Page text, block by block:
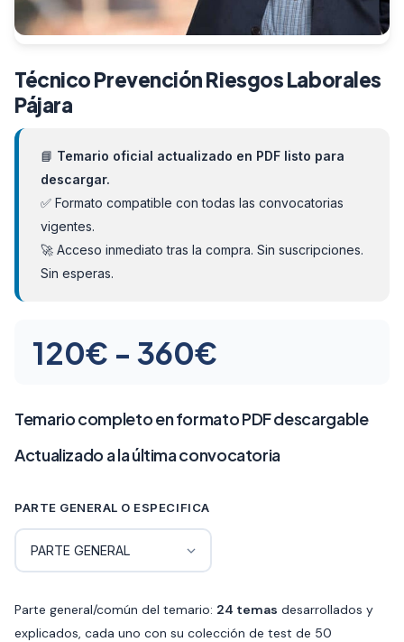
Técnico Prevención Riesgos Laborales
Pájara
📘 Temario oficial actualizado en PDF listo para
descargar.
✅ Formato compatible con todas las convocatorias
vigentes.
🚀 Acceso inmediato tras la compra. Sin suscripciones.
Sin esperas.
120€ - 360€
precios:
desde
Temario completo en formato PDF descargable
Actualizado a la última convocatoria
PARTE GENERAL O ESPECIFICA
Parte general/común del temario: 24 temas desarrollados y
explicados, cada uno con su colección de test de 50